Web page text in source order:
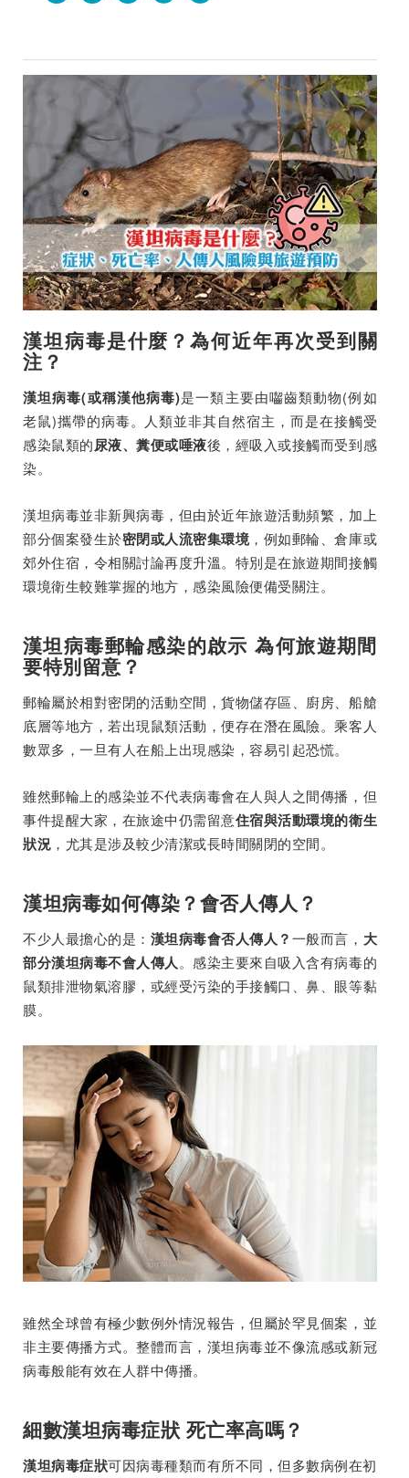
漢坦病毒是什麼？為何近年再次受到關
注？
漢坦病毒(或稱漢他病毒)是一類主要由囓齒類動物(例如
老鼠)攜帶的病毒。人類並非其自然宿主，而是在接觸受
感染鼠類的尿液、糞便或唾液後，經吸入或接觸而受到感
染。
漢坦病毒並非新興病毒，但由於近年旅遊活動頻繁，加上
部分個案發生於密閉或人流密集環境，例如郵輪、倉庫或
郊外住宿，令相關討論再度升溫。特別是在旅遊期間接觸
環境衛生較難掌握的地方，感染風險便備受關注。
漢坦病毒郵輪感染的啟示 為何旅遊期間
要特別留意？
郵輪屬於相對密閉的活動空間，貨物儲存區、廚房、船艙
底層等地方，若出現鼠類活動，便存在潛在風險。乘客人
數眾多，一旦有人在船上出現感染，容易引起恐慌。
雖然郵輪上的感染並不代表病毒會在人與人之間傳播，但
事件提醒大家，在旅途中仍需留意住宿與活動環境的衛生
狀況 ，尤其是涉及較少清潔或長時間關閉的空間。
漢坦病毒如何傳染？會否人傳人？
不少人最擔心的是： 漢坦病毒會否人傳人？一般而言， 大
部分漢坦病毒不會人傳人。感染主要來自吸入含有病毒的
鼠類排泄物氣溶膠，或經受污染的手接觸口、鼻、眼等黏
膜。
雖然全球曾有極少數例外情況報告，但屬於罕見個案，並
非主要傳播方式。整體而言，漢坦病毒並不像流感或新冠
病毒般能有效在人群中傳播。
細數漢坦病毒症狀 死亡率高嗎？
漢坦病毒症狀可因病毒種類而有所不同，但多數病例在初